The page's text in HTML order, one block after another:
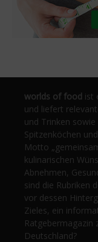
worlds of food ist
und liefert
und Trinken
Spitzenköchen
Motto
kulinarischen
Abnehmen,
sind die Rubriken
vor dessen
Zieles, ein
Ratgebermagazin
Deutschland?